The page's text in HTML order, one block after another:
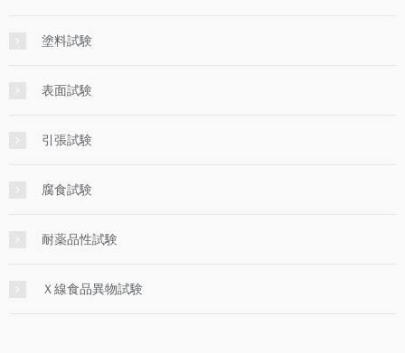
塗料試験
表面試験
引張試験
腐食試験
耐薬品性試験
Ｘ線食品異物試験